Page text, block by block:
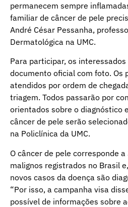
permanecem sempre
familiar de câncer de pele
André César Pessanha,
Dermatológica na UMC.
Para participar, os
documento oficial com foto. Os
atendidos por ordem de
triagem. Todos passarão por
orientados sobre o diagnóstico
câncer de pele serão
na Policlínica da UMC.
O câncer de pele corresponde
malignos registrados no Brasil
novos casos da doença são
“Por isso, a campanha visa
possível de informações sobre